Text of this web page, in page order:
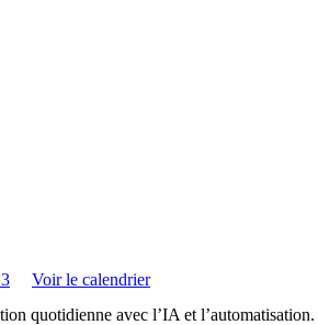
et assistants IA
collectif
quotidienne avec l’IA et
Voir le calendrier